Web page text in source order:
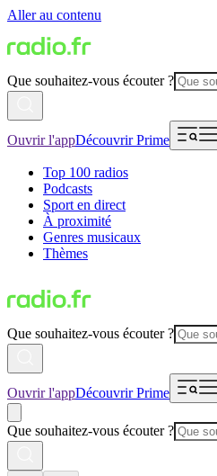
Aller au contenu
Que souhaitez-vous écouter ?
Ouvrir l'appDécouvrir Prime
Top 100 radios
Podcasts
Sport en direct
À proximité
Genres musicaux
Thèmes
Que souhaitez-vous écouter ?
Ouvrir l'appDécouvrir Prime
Que souhaitez-vous écouter ?